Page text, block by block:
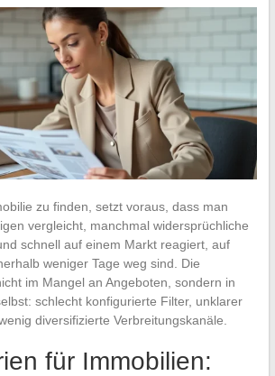
zu finden, setzt voraus, dass man
vergleicht, manchmal widersprüchliche
schnell auf einem Markt reagiert, auf
weniger Tage weg sind. Die
im Mangel an Angeboten, sondern in
schlecht konfigurierte Filter, unklarer
diversifizierte Verbreitungskanäle.
für Immobilien: